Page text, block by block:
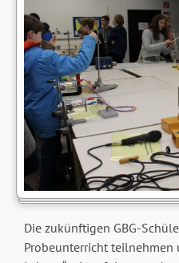
Die zukünftigen GBG-
Probeunterricht teilnehmen